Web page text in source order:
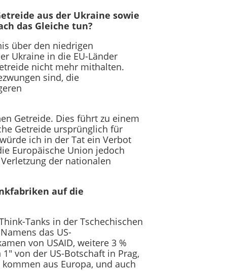
aus der Ukraine sowie
das Gleiche tun?
über den niedrigen
Ukraine in die EU-Länder
nicht mehr mithalten.
sind, die
Getreide. Dies führt zu einem
Getreide ursprünglich für
ich in der Tat ein Verbot
Europäische Union jedoch
der nationalen
auf die
Tanks in der Tschechischen
das US-
von USAID, weitere 3 %
von der US-Botschaft in Prag,
aus Europa, und auch